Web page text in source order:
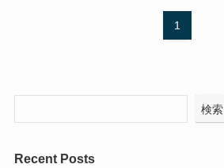
1
検索
Recent Posts